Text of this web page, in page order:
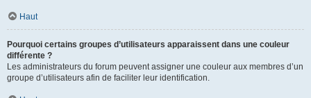
Haut
Pourquoi certains groupes d’utilisateurs apparaissent dans une couleur
différente ?
Les administrateurs du forum peuvent assigner une couleur aux membres d’un
groupe d’utilisateurs afin de faciliter leur identification.